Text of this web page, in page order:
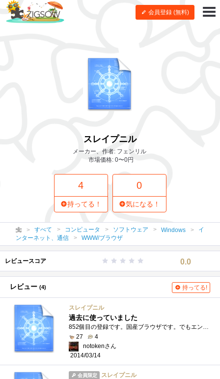
会員登録 (無料)
スレイプニル
メーカー、作者: フェンリル
市場価格: 0〜0円
4
持ってる！
0
気になる！
すべて コンピュータ ソフトウェア Windows
イ
ンターネット、通信
WWW/ブラウザ
レビュースコア 0.0
レビュー (4) 持ってる!
スレイプニル
過去に使っていました
852個目の登録です。国産ブラウザです。でもエンジンはIEの使ってた気がします(´・ω・`)GoogleChromeを使いはじめる前に使っていたブラウザです。�...
27
4
notokenさん
2014/03/14
会員限定 スレイプニル